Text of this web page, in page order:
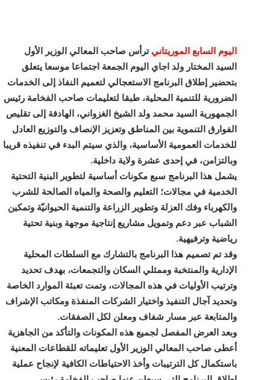
اليوم السابع الموريتاني ترأس صاحب المعالي الوزير الأول
السيد المختار ولد اجاي اليوم الجمعة اجتماعا موسعا يتعلق
بتحضير إطلاق البرنامج الاستعجالي لتعميم النفاذ إلى الخدمات
الضرورية للتنمية المحلية، طبقا لتعليمات صاحب الفخامة رئيس
الجمهورية السيد محمد ولد الشيخ الغزواني، الهادفة إلى تقليص
الفوارق التنموية بين المناطق وتعزيز الإنصاف والتوزيع العادل
للخدمات العمومية الأساسية، والذي سيتم البدء في تنفيذه قريبا
وبالتزامن، في إحدى عشرة ولاية داخلية.
يشمل هذا البرنامج سبع مكونات أساسية لتطوير البنية التحتية
الخدمية في مجالات؛ التعليم والصحة والمياه الصالحة للشرب
والكهرباء وفك العزلة وتطوير الزراعة والتنمية الحيوانيّة وتمكين
الشباب عبر دعم وتمويل مشاريع إنتاجية موجهة وبنية تحتية
رياضية وترفيهية.
وقد تم تصميم هذا البرنامج بالتشارك مع السلطات المحلية
الإدارية والمنتخبة وممثلي السكان والتجمعات، بهدف تحديد
وترتيب الأوليات في هذه المجالات، وتمت تعبئة الموارد الخاصة
وتحديد آجال التنفيذ واختيار الشركات المنفذة ومكاتب الإشراف
والمتابعة عبر مسار شفاف ومعلن لكل الصفقات.
وبعد العرض المفصل لجميع هذه المكونات والتأكد من الجاهزية
أعطى صاحب المعالي الوزير الأول تعليماته للقطاعات المعنية
باستكمال كل الترتيبات وأخذ الاحتياطات الكافية لإنجاح عملية